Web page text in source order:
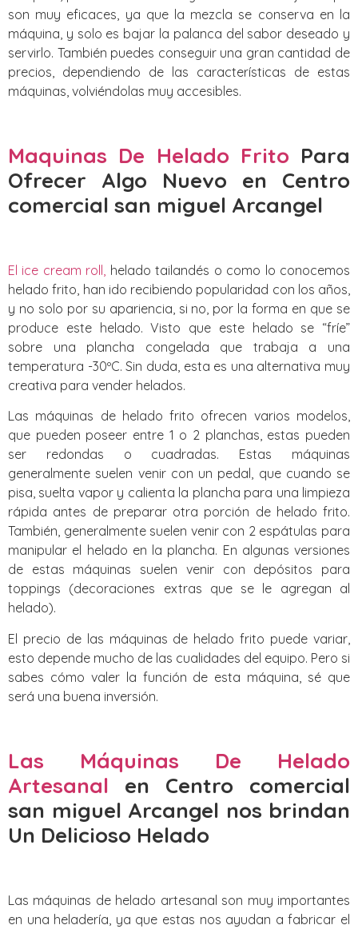
son muy eficaces, ya que la mezcla se conserva en la
máquina, y solo es bajar la palanca del sabor deseado y
servirlo. También puedes conseguir una gran cantidad de
precios, dependiendo de las características de estas
máquinas, volviéndolas muy accesibles.
Maquinas De Helado Frito Para
Ofrecer Algo Nuevo
en Centro
comercial san miguel Arcangel
El ice cream roll, helado tailandés o como lo conocemos
helado frito, han ido recibiendo popularidad con los años,
y no solo por su apariencia, si no, por la forma en que se
produce este helado. Visto que este helado se “fríe”
sobre una plancha congelada que trabaja a una
temperatura -30ºC. Sin duda, esta es una alternativa muy
creativa para vender helados.
Las máquinas de helado frito ofrecen varios modelos,
que pueden poseer entre 1 o 2 planchas, estas pueden
ser redondas o cuadradas. Estas máquinas
generalmente suelen venir con un pedal, que cuando se
pisa, suelta vapor y calienta la plancha para una limpieza
rápida antes de preparar otra porción de helado frito.
También, generalmente suelen venir con 2 espátulas para
manipular el helado en la plancha. En algunas versiones
de estas máquinas suelen venir con depósitos para
toppings (decoraciones extras que se le agregan al
helado).
El precio de las máquinas de helado frito puede variar,
esto depende mucho de las cualidades del equipo. Pero si
sabes cómo valer la función de esta máquina, sé que
será una buena inversión.
Las Máquinas De Helado
Artesanal en Centro comercial
san miguel Arcangel nos brindan
Un Delicioso Helado
Las máquinas de helado artesanal son muy importantes
en una heladería, ya que estas nos ayudan a fabricar el